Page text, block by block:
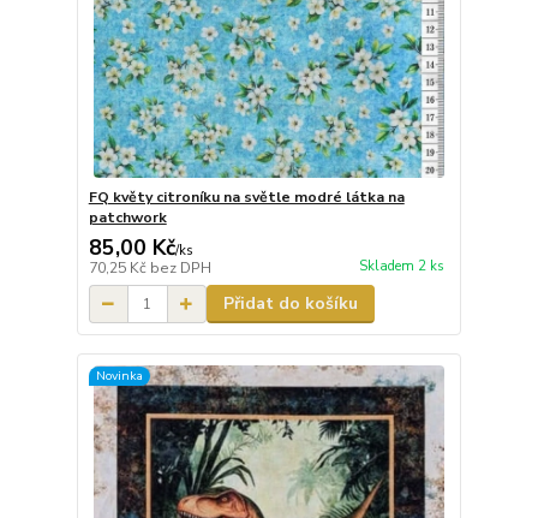
FQ květy citroníku na světle modré látka na
patchwork
85,00 Kč/ks
70,25 Kč bez DPH Skladem 2 ks
Přidat do košíku
Novinka